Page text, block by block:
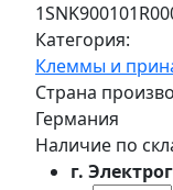
Категория:
Клеммы и
Страна
Германия
Наличие по
г.